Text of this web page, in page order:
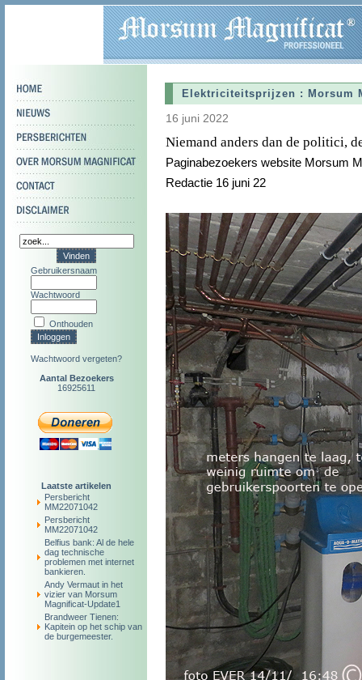
Gebruikersnaam
Wachtwoord
Onthouden
Wachtwoord vergeten?
Aantal Bezoekers
16925611
Laatste artikelen
Persbericht
MM22071042
Persbericht
MM22071042
Belfius bank: Al de hele
dag technische
problemen met internet
bankieren.
Andy Vermaut in het
vizier van Morsum
Magnificat-Update1
Brandweer Tienen:
Kapitein op het schip van
de burgemeester.
Elektriciteitsprijzen : Morsum
16 juni 2022
Niemand anders dan de politici,
Paginabezoekers website Morsum
Redactie 16 juni 22